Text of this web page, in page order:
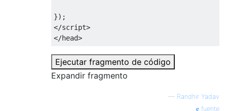
});
</script>
</head>
Ejecutar fragmento de código
Expandir fragmento
— Randhir Yadav
fuente